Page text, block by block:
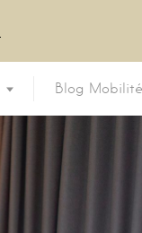
Blog Mobilité